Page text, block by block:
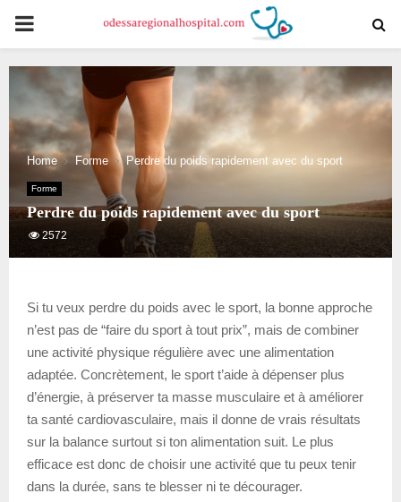
PRIMARY
MENU
Home Forme Perdre du poids rapidement avec du sport
Forme
Perdre du poids rapidement avec du sport
2572
Si tu veux perdre du poids avec le sport, la bonne approche
n’est pas de “faire du sport à tout prix”, mais de combiner
une activité physique régulière avec une alimentation
adaptée. Concrètement, le sport t’aide à dépenser plus
d’énergie, à préserver ta masse musculaire et à améliorer
ta santé cardiovasculaire, mais il donne de vrais résultats
sur la balance surtout si ton alimentation suit. Le plus
efficace est donc de choisir une activité que tu peux tenir
dans la durée, sans te blesser ni te décourager.